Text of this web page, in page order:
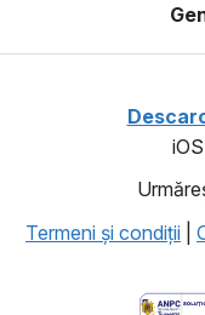
Termeni şi condiţii